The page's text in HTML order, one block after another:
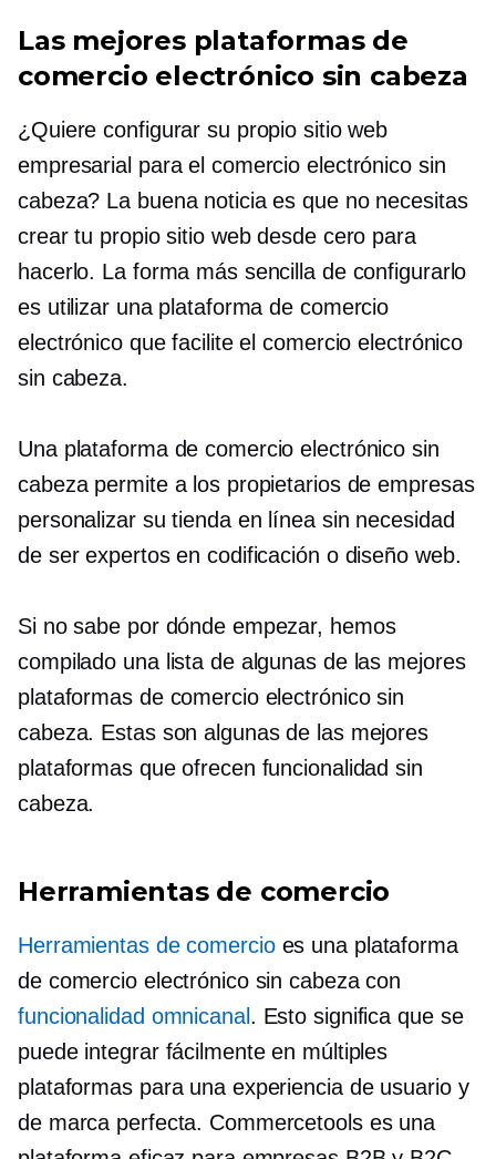
Las mejores plataformas de
comercio electrónico sin cabeza
¿Quiere configurar su propio sitio web
empresarial para el comercio electrónico sin
cabeza? La buena noticia es que no necesitas
crear tu propio sitio web desde cero para
hacerlo. La forma más sencilla de configurarlo
es utilizar una plataforma de comercio
electrónico que facilite el comercio electrónico
sin cabeza.
Una plataforma de comercio electrónico sin
cabeza permite a los propietarios de empresas
personalizar su tienda en línea sin necesidad
de ser expertos en codificación o diseño web.
Si no sabe por dónde empezar, hemos
compilado una lista de algunas de las mejores
plataformas de comercio electrónico sin
cabeza. Estas son algunas de las mejores
plataformas que ofrecen funcionalidad sin
cabeza.
Herramientas de comercio
Herramientas de comercioes una plataforma
de comercio electrónico sin cabeza con
funcionalidad omnicanal . Esto significa que se
puede integrar fácilmente en múltiples
plataformas para una experiencia de usuario y
de marca perfecta. Commercetools es una